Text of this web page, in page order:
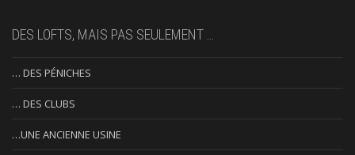
DES LOFTS, MAIS PAS SEULEMENT …
… DES PÉNICHES
… DES CLUBS
…UNE ANCIENNE USINE